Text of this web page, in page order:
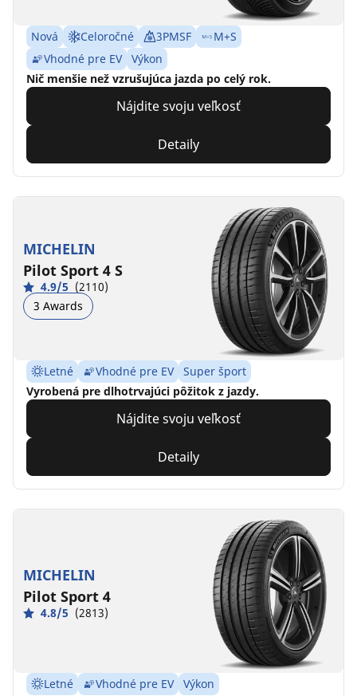
Nová Celoročné 3PMSF
M+S
Vhodné pre EV
Výkon
Nič menšie než vzrušujúca jazda po celý rok.
Nájdite svoju veľkosť
Detaily
MICHELIN
Pilot Sport 4 S
4.9/5 (2110)
3 Awards
Letné Vhodné pre EV
Super šport
Vyrobená pre dlhotrvajúci pôžitok z jazdy.
Nájdite svoju veľkosť
Detaily
MICHELIN
Pilot Sport 4
4.8/5 (2813)
Letné Vhodné pre EV
Výkon